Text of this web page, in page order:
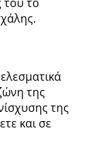
της
της
και σε